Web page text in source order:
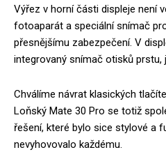
Výřez v horní části displeje není
fotoaparát a speciální snímač
přesnějšímu zabezpečení. V
integrovaný snímač otisků prstu,
Chválíme návrat klasických
Loňský Mate 30 Pro se totiž
řešení, které bylo sice stylové a
nevyhovovalo každému.